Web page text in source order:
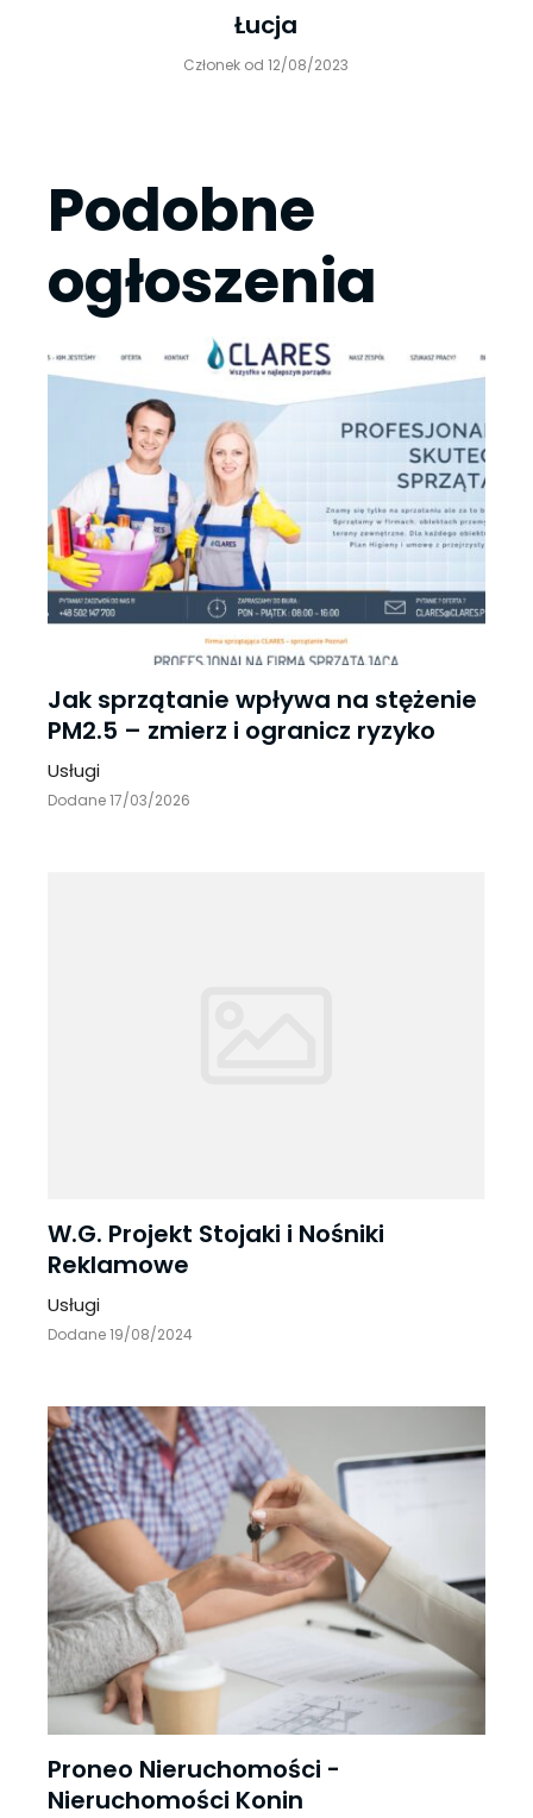
Łucja
Członek od 12/08/2023
Podobne
ogłoszenia
Jak sprzątanie wpływa na stężenie
PM2.5 – zmierz i ogranicz ryzyko
Usługi
Dodane 17/03/2026
W.G. Projekt Stojaki i Nośniki
Reklamowe
Usługi
Dodane 19/08/2024
Proneo Nieruchomości -
Nieruchomości Konin